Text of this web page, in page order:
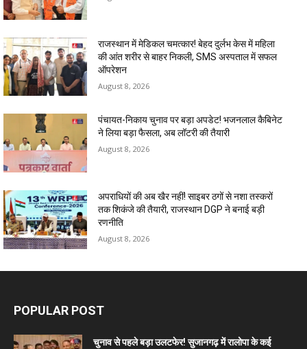
राजस्थान में मेडिकल चमत्कार! बेहद दुर्लभ केस में महिला
की आंत शरीर से बाहर निकली, SMS अस्पताल में सफल
ऑपरेशन
August 8, 2026
पंचायत-निकाय चुनाव पर बड़ा अपडेट! भजनलाल कैबिनेट
ने लिया बड़ा फैसला, अब लॉटरी की तैयारी
August 8, 2026
अपराधियों की अब खैर नहीं! साइबर ठगों से नशा तस्करों
तक शिकंजे की तैयारी, राजस्थान DGP ने बनाई बड़ी
रणनीति
August 8, 2026
POPULAR POST
चुनाव से पहले बड़ा उलटफेर! सुजानगढ़ में रालोपा के कई